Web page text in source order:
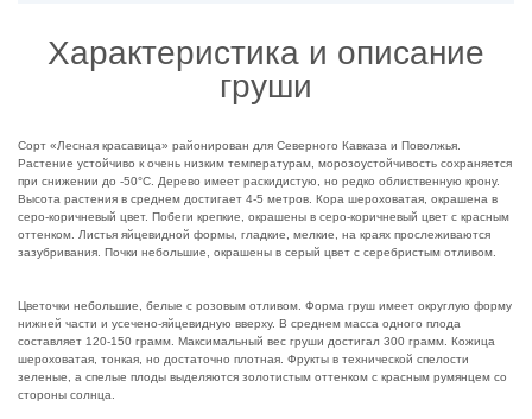
Характеристика и описание
груши
Сорт «Лесная красавица» районирован для Северного Кавказа и Поволжья.
Растение устойчиво к очень низким температурам, морозоустойчивость сохраняется
при снижении до -50°С. Дерево имеет раскидистую, но редко облиственную крону.
Высота растения в среднем достигает 4-5 метров. Кора шероховатая, окрашена в
серо-коричневый цвет. Побеги крепкие, окрашены в серо-коричневый цвет с красным
оттенком. Листья яйцевидной формы, гладкие, мелкие, на краях прослеживаются
зазубривания. Почки небольшие, окрашены в серый цвет с серебристым отливом.
Цветочки небольшие, белые с розовым отливом. Форма груш имеет округлую форму
нижней части и усечено-яйцевидную вверху. В среднем масса одного плода
составляет 120-150 грамм. Максимальный вес груши достигал 300 грамм. Кожица
шероховатая, тонкая, но достаточно плотная. Фрукты в технической спелости
зеленые, а спелые плоды выделяются золотистым оттенком с красным румянцем со
стороны солнца.